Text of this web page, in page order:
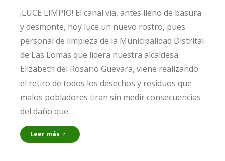
¡LUCE LIMPIO! El canal vía, antes lleno de basura
y desmonte, hoy luce un nuevo rostro, pues
personal de limpieza de la Municipalidad Distrital
de Las Lomas que lidera nuestra alcaldesa
Elizabeth del Rosario Guevara, viene realizando
el retiro de todos los desechos y residuos que
malos pobladores tiran sin medir consecuencias
del daño que…
Leer más